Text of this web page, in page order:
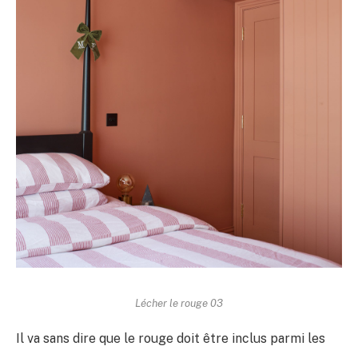
Lécher le rouge 03
Il va sans dire que le rouge doit être inclus parmi les